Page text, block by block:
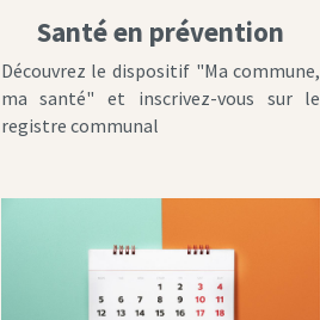
Santé en prévention
Découvrez le dispositif "Ma commune,
ma santé" et inscrivez-vous sur le
registre communal